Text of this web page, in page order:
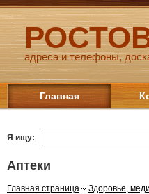
адреса и телефоны,
Главная
Я ищу:
Аптеки
Главная страница Здоровье,